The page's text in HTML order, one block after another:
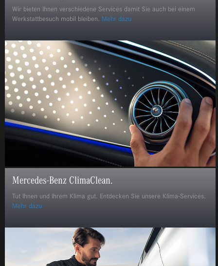
Wir bieten Ihnen verschiedene Services damit Sie auch bei einem
Werkstattbesuch mobil bleiben. Mehr dazu
Mercedes-Benz ClimaClean.
Tut Ihnen und Ihrem Klima gut. Entdecken Sie unsere Klima-Services.
Mehr dazu